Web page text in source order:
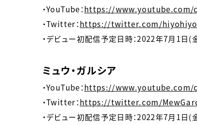
・YouTube：https://www.youtube.com/
・Twitter：https://twitter.com/
・デビュー初配信予定日時：2022年7月1日(
ミュウ・ガルシア
・YouTube：https://www.youtube.com/
・Twitter：https://twitter.com/
・デビュー初配信予定日時：2022年7月1日(